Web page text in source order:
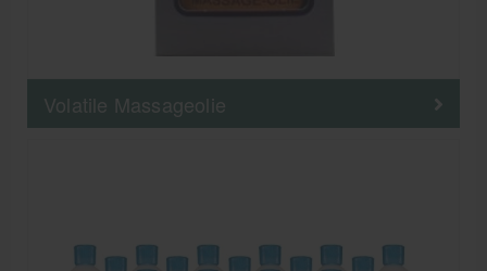
Volatile Massageolie